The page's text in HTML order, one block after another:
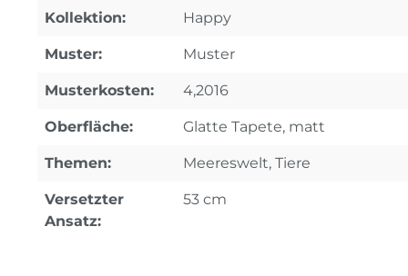
Kollektion: Happy
Muster: Muster
Musterkosten: 4,2016
Oberfläche: Glatte Tapete, matt
Themen: Meereswelt, Tiere
Versetzter
Ansatz:
53 cm